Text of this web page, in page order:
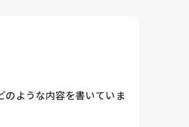
のような内容を書いていま